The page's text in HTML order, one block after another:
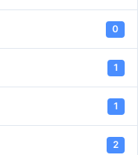
0
1
1
2